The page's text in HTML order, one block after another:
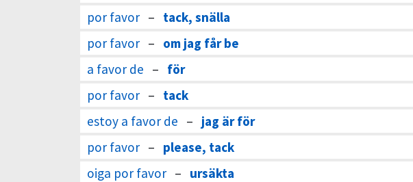
por favor – tack, snälla
por favor – om jag får be
a favor de – för
por favor – tack
estoy a favor de – jag är för
por favor – please, tack
oiga por favor – ursäkta